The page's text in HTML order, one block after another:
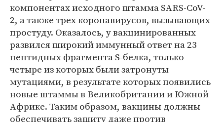
компонентах исходного штамма SARS-CoV-
2, а также трех коронавирусов, вызывающих
простуду. Оказалось, у вакцинированных
развился широкий иммунный ответ на 23
пептидных фрагмента S-белка, только
четыре из которых были затронуты
мутациями, в результате которых появились
новые штаммы в Великобритании и Южной
Африке. Таким образом, вакцины должны
обеспечивать защиту даже против